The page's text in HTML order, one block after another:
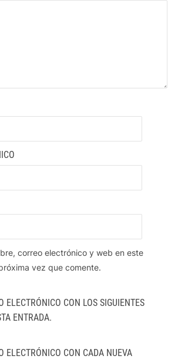
correo electrónico y web en este
vez que comente.
ELECTRÓNICO CON LOS SIGUIENTES
ENTRADA.
ELECTRÓNICO CON CADA NUEVA